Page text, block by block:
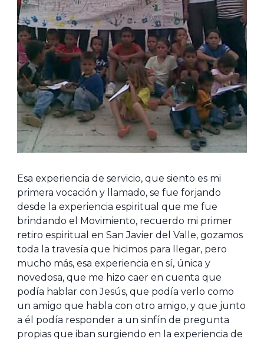
Esa experiencia de servicio, que siento es mi
primera vocación y llamado, se fue forjando
desde la experiencia espiritual que me fue
brindando el Movimiento, recuerdo mi primer
retiro espiritual en San Javier del Valle, gozamos
toda la travesía que hicimos para llegar, pero
mucho más, esa experiencia en sí, única y
novedosa, que me hizo caer en cuenta que
podía hablar con Jesús, que podía verlo como
un amigo que habla con otro amigo, y que junto
a él podía responder a un sinfín de pregunta
propias que iban surgiendo en la experiencia de